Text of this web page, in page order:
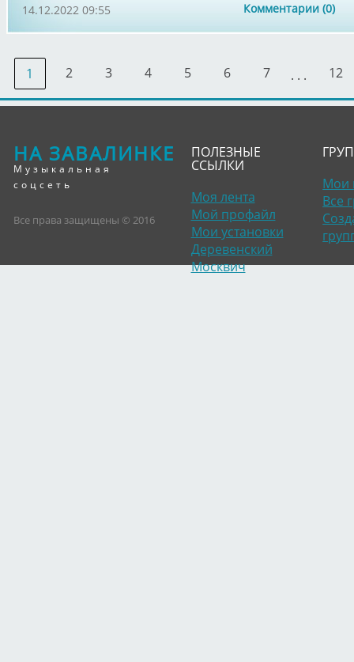
Комментарии (0)
14.12.2022 09:55
1 2 3 4 5 6 7 . . . 12
НА ЗАВАЛИНКЕ
Музыкальная
соцсеть
Все права защищены © 2016
ПОЛЕЗНЫЕ
ССЫЛКИ
Моя лента
Мой профайл
Мои установки
Деревенский
Москвич
Мои
Все